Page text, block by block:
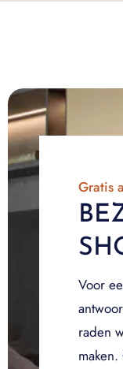
Gratis
Voor
raden